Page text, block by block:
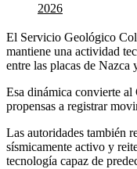
2026
El Servicio Geológico
mantiene una actividad
entre las placas de Nazca
Esa dinámica convierte al
propensas a registrar
Las autoridades también
sísmicamente activo y
tecnología capaz de